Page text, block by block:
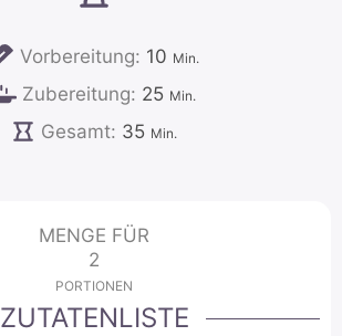
Vorbereitung: 10Minuten
Min.
Zubereitung: 25Minuten
Min.
Gesamt: 35Minuten
Min.
MENGE FÜR
2
PORTIONEN
ZUTATENLISTE